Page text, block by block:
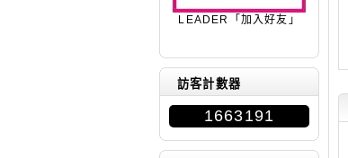
LEADER「加入好友」
訪客計數器
1663191